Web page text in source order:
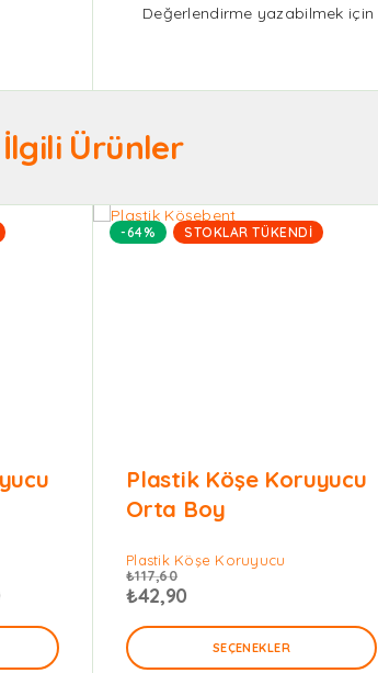
Değerlendirme yazabilmek için
İlgili Ürünler
-64% STOKLAR TÜKENDI
Plastik Köşe Koruyucu
Orta Boy
Plastik Köşe Koruyucu
₺117,60
₺42,90
SEÇENEKLER